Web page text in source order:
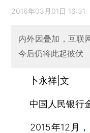
2016年03月01日 16:31
内外因叠加，互联
今后仍将此起彼伏
卜永祥|文
中国人民银行
2015年12月，